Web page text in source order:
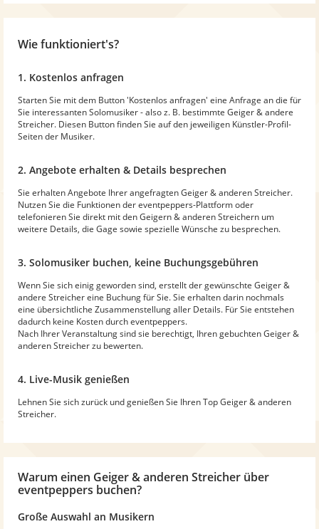
Wie funktioniert's?
1. Kostenlos anfragen
Starten Sie mit dem Button 'Kostenlos anfragen' eine Anfrage an die für
Sie interessanten Solomusiker - also z. B. bestimmte Geiger & andere
Streicher. Diesen Button finden Sie auf den jeweiligen Künstler-Profil-
Seiten der Musiker.
2. Angebote erhalten & Details besprechen
Sie erhalten Angebote Ihrer angefragten Geiger & anderen Streicher.
Nutzen Sie die Funktionen der eventpeppers-Plattform oder
telefonieren Sie direkt mit den Geigern & anderen Streichern um
weitere Details, die Gage sowie spezielle Wünsche zu besprechen.
3. Solomusiker buchen, keine Buchungsgebühren
Wenn Sie sich einig geworden sind, erstellt der gewünschte Geiger &
andere Streicher eine Buchung für Sie. Sie erhalten darin nochmals
eine übersichtliche Zusammenstellung aller Details. Für Sie entstehen
dadurch keine Kosten durch eventpeppers.
Nach Ihrer Veranstaltung sind sie berechtigt, Ihren gebuchten Geiger &
anderen Streicher zu bewerten.
4. Live-Musik genießen
Lehnen Sie sich zurück und genießen Sie Ihren Top Geiger & anderen
Streicher.
Warum einen Geiger & anderen Streicher über
eventpeppers buchen?
Große Auswahl an Musikern